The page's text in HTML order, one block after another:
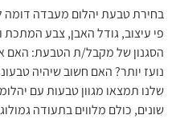
בחירת טבעת יהלום מעבדה דומה
פי עיצוב, גודל האבן, צבע
הסגנון של מקבל/ת הטבעת: האם
נועז יותר? האם חשוב שיהיה
שלנו תמצאו מגוון טבעות עם
שונים, כולם מלווים בתעודה